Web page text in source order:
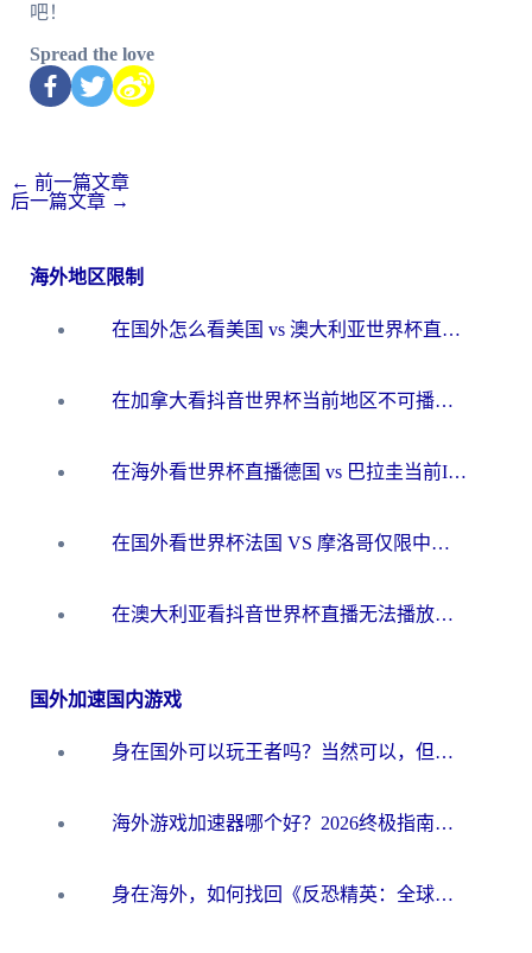
吧！
Spread the love
← 前一篇文章
后一篇文章 →
海外地区限制
在国外怎么看美国 vs 澳大利亚世界杯直播？海外党必藏的中文解说观赛指南
在加拿大看抖音世界杯当前地区不可播放？海外党体育观赛终极指南
在海外看世界杯直播德国 vs 巴拉圭当前IP受限制？这篇指南帮你轻松解决地区限制
在国外看世界杯法国 VS 摩洛哥仅限中国大陆？别让地域限制拦下你的欢呼
在澳大利亚看抖音世界杯直播无法播放？海外党体育观赛终极指南来了！
国外加速国内游戏
身在国外可以玩王者吗？当然可以，但你需要这份“加速”指南
海外游戏加速器哪个好？2026终极指南帮你畅玩国服+解决卡顿难题
身在海外，如何找回《反恐精英：全球攻势》国服的丝滑手感？一份给你的终极指南